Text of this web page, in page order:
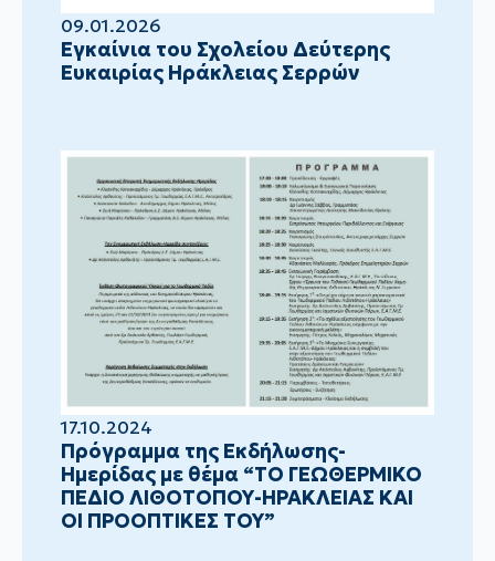
09.01.2026
Eγκαίνια του Σχολείου Δεύτερης
Ευκαιρίας Ηράκλειας Σερρών
17.10.2024
Πρόγραμμα της Εκδήλωσης-
Ημερίδας με θέμα “ΤΟ ΓΕΩΘΕΡΜΙΚΟ
ΠΕΔΙΟ ΛΙΘΟΤΟΠΟΥ-ΗΡΑΚΛΕΙΑΣ ΚΑΙ
ΟΙ ΠΡΟΟΠΤΙΚΕΣ ΤΟΥ”